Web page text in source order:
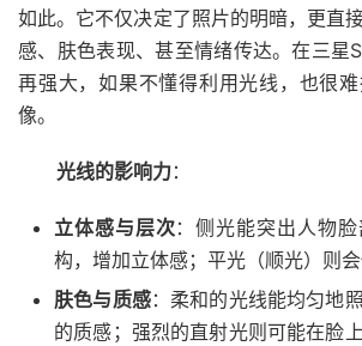
如此。它不仅决定了照片的明暗，更直
感、肤色表现、甚至情绪传达。在三星
再强大，如果不懂得利用光线，也很
像。
光线的影响力：
立体感与层次：侧光能突出人物
构，增加立体感；平光（顺光）则会
肤色与质感：柔和的光线能均匀地
的质感；强烈的直射光则可能在脸